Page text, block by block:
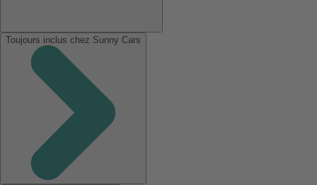
Toujours inclus chez Sunny Cars